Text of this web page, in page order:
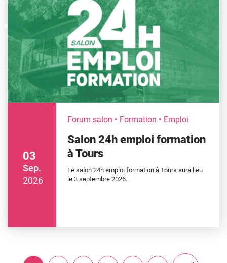
03
Sep.
2026
Forum salon Formation Emploi
Salon 24h emploi formation
à Tours
Le salon 24h emploi formation à Tours aura lieu
le 3 septembre 2026.
PAGINATION